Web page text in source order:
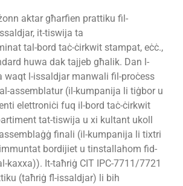
aktar għarfien prattiku fil-
it-tiswija ta
tal-bord taċ-ċirkwit stampat, eċċ.,
huwa dak tajjeb għalik. Dan l-
waqt l-issaldjar manwali fil-proċess
assemblatur (il-kumpanija li tiġbor u
elettroniċi fuq il-bord taċ-ċirkwit
tat-tiswija u xi kultant ukoll
finali (il-kumpanija li tixtri
bordijiet u tinstallahom fid-
kaxxa)). It-taħriġ CIT IPC-7711/7721
(taħriġ fl-issaldjar) li bih